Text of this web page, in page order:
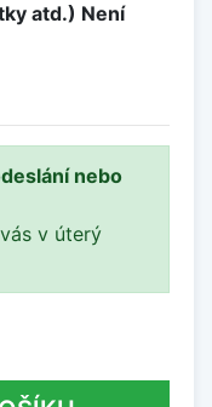
atd.) Není
nebo
v úterý